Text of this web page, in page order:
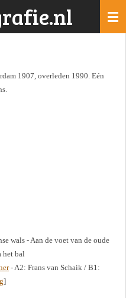
1907, overleden 1990. Eén
wals - Aan de voet van de oude
het bal
- A2: Frans van Schaik / B1:
]